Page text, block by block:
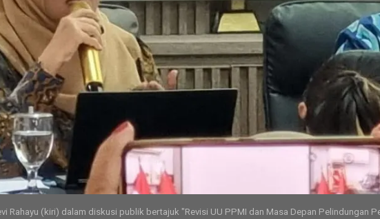
Rahayu (kiri) dalam diskusi publik bertajuk "Revisi UU PPMI dan Masa Depan Pelindungan